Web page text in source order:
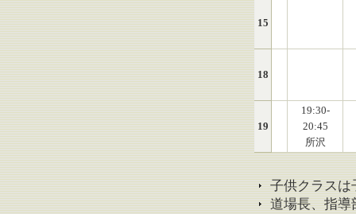
15
18
19
19:30-
20:45
所沢
子供クラスは
道場長、指導